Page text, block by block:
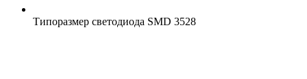
Типоразмер светодиода SMD 3528